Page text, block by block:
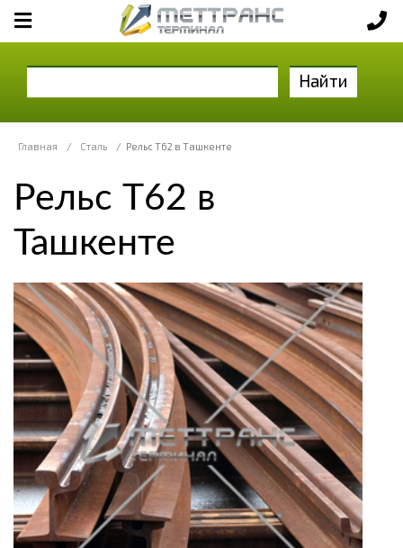
Найти
Главная / Сталь / Рельс Т62 в Ташкенте
Рельс Т62 в
Ташкенте